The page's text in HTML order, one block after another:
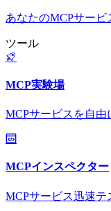
あなたのMCPサー
ツール
MCP実験場
MCPサービスを自
MCPインスペクター
MCPサービス迅速テ